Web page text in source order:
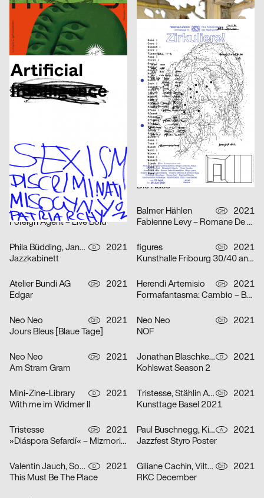
Human Parasite
Etudes d’espace [Raumstudien] n° 1-52 – Visarte Vaud
DIA Studio
2021
Optimo – Antique Legacy
Vinzenz Meyner CH
2021
Zirkuliere! Eine Konspiration
Artificial Sexism
2xGoldstein D
2021
Adele Stroh D Maximage CH
2021
ARSENIC Saison 2021–2022
Frauen der Wiener Werkstätte
3007 A
2021
Claudiabasel Grafik & Interaktion CH
2021
S AM Accsess for all
CH
2021
Die Nase
Balmer Hählen CH
2021
Foreign Agent – Live Bold
Balmer Hählen CH
2021
Fabienne Levy – Romane De Watteville
Phila Büdding, Jana Rzehak D
2021
Jazzkabinett
figures CH
2021
Kunsthalle Fribourg 30/40 ans Jubilé
Atelier Bundi AG CH
2021
Edgar
Herendi Artemisio CH
2021
Formafantasma: Cambio – Baum, Holz, Mensch
Neo Neo CH
2021
Jours Bleus [Blaue Tage]
Neo Neo CH
2021
NOF
Neo Neo CH
2021
Am Stram Gram
Jonathan Blaschke, Bruno Jacoby D
2021
Kohlswat Season 2
Mini-Zine-Library D
2021
With me im Widmer II
Tristesse, Stählin Alena CH
2021
Kunsttage Basel 2021
Tristesse CH
2021
»Diáspora Sefardí« – Mizmorim Kammermusik Festival
Paul Buschnegg, Kilian Hanappi, Marcus Wagner A
2021
Jazzfest Styro Poster
Valentin Jauch, Sonia González D
2021
This Must Be The Place
Giliane Cachin, Vilté Jurgutyté CH
2021
RKC December